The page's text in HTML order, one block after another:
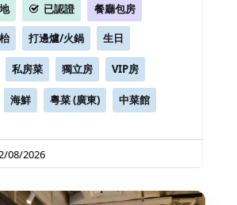
已認證 餐廳包房
打邊爐/火鍋 生日
私房菜 獨立房 VIP房
海鮮 粵菜 (廣東) 中菜館
08/2026